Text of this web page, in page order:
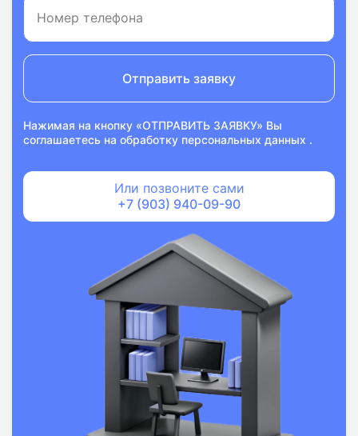
Отправить заявку
Нажимая на кнопку «ОТПРАВИТЬ ЗАЯВКУ» Вы
соглашаетесь на обработку персональных данных .
Или позвоните сами
+7 (903) 940-09-90